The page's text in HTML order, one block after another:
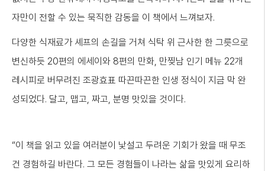
자만이 전할 수 있는 묵직한 감동을 이 책에서 느껴보자.
다양한 식재료가 셰프의 손길을 거쳐 식탁 위 근사한 한 그릇으로
변신하듯 20편의 에세이와 8편의 만화, 만찢남 인기 메뉴 22개
레시피로 버무려진 조광효표 따끈따끈한 인생 정식이 지금 막 완
성되었다. 달고, 맵고, 짜고, 분명 맛있을 것이다.
“이 책을 읽고 있을 여러분이 낯설고 두려운 기회가 왔을 때 무조
건 경험하길 바란다. 그 모든 경험들이 나라는 삶을 맛있게 요리하